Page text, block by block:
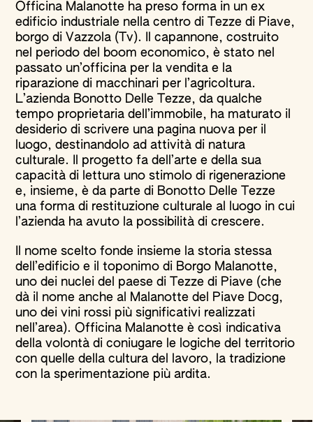
Officina Malanotte ha preso forma in un ex
edificio industriale nella centro di Tezze di Piave,
borgo di Vazzola (Tv). Il capannone, costruito
nel periodo del boom economico, è stato nel
passato un’officina per la vendita e la
riparazione di macchinari per l’agricoltura.
L’azienda Bonotto Delle Tezze, da qualche
tempo proprietaria dell’immobile, ha maturato il
desiderio di scrivere una pagina nuova per il
luogo, destinandolo ad attività di natura
culturale. Il progetto fa dell’arte e della sua
capacità di lettura uno stimolo di rigenerazione
e, insieme, è da parte di Bonotto Delle Tezze
una forma di restituzione culturale al luogo in cui
l’azienda ha avuto la possibilità di crescere.
Il nome scelto fonde insieme la storia stessa
dell’edificio e il toponimo di Borgo Malanotte,
uno dei nuclei del paese di Tezze di Piave (che
dà il nome anche al Malanotte del Piave Docg,
uno dei vini rossi più significativi realizzati
nell’area). Officina Malanotte è così indicativa
della volontà di coniugare le logiche del territorio
con quelle della cultura del lavoro, la tradizione
con la sperimentazione più ardita.